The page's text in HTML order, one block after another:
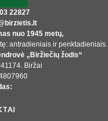
22827
nuo 1945 metų,
antradieniais ir penktadieniais.
„Biržiečių žodis“
Biržai